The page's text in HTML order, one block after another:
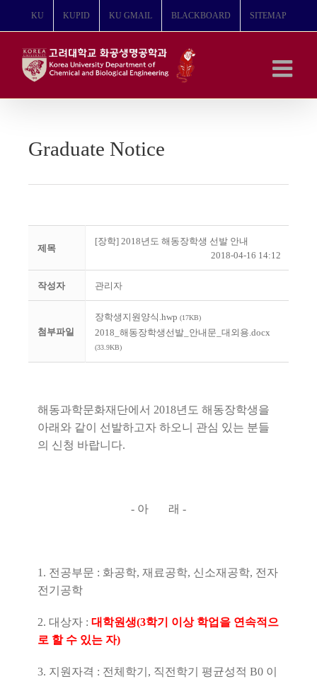
뛰
KU KUPID KU GMAIL BLACKBOARD SITEMAP
Graduate Notice
제목
[장학] 2018년도 해동장학생 선발 안내
2018-04-16 14:12
작성자 관리자
첨부파일
장학생지원양식.hwp (17KB)
2018_해동장학생선발_안내문_대외용.docx
(33.9KB)
해동과학문화재단에서 2018년도 해동장학생을
아래와 같이 선발하고자 하오니 관심 있는 분들
의 신청 바랍니다.
- 아 래 -
1. 전공부문 : 화공학, 재료공학, 신소재공학, 전자
전기공학
2. 대상자 : 대학원생(3학기 이상 학업을 연속적으
로 할 수 있는 자)
3. 지원자격 : 전체학기, 직전학기 평균성적 B0 이